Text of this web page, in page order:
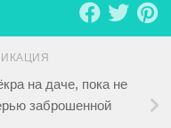
на даче, пока не
заброшенной